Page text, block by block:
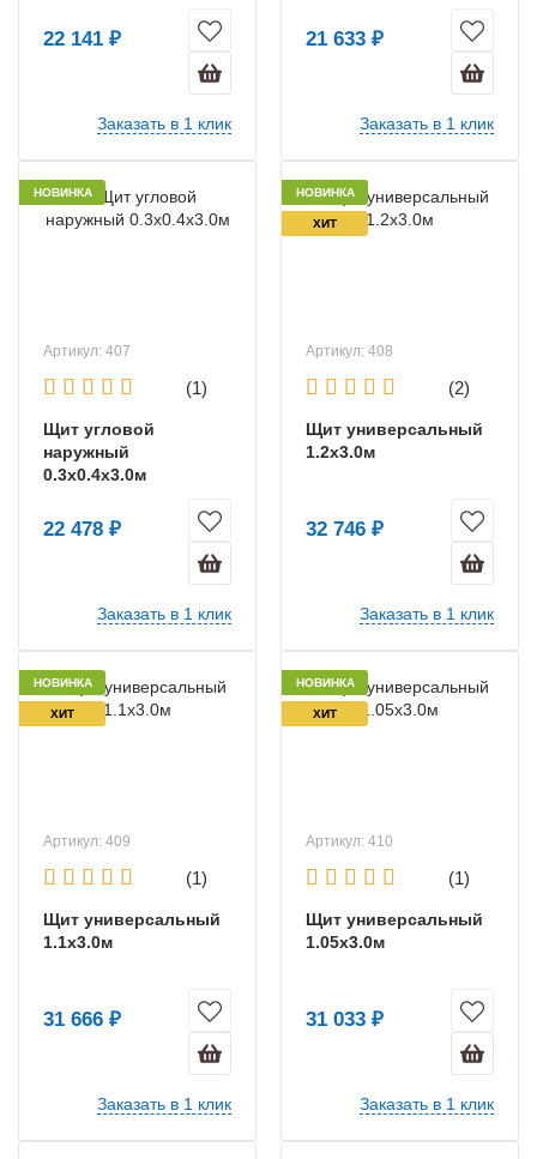
22 141 ₽
Заказать в 1 клик
21 633 ₽
Заказать в 1 клик
НОВИНКА
Артикул: 407
(1)
Щит угловой
наружный
0.3х0.4х3.0м
22 478 ₽
Заказать в 1 клик
НОВИНКА
ХИТ
Артикул: 408
(2)
Щит универсальный
1.2х3.0м
32 746 ₽
Заказать в 1 клик
НОВИНКА
ХИТ
Артикул: 409
(1)
Щит универсальный
1.1х3.0м
31 666 ₽
Заказать в 1 клик
НОВИНКА
ХИТ
Артикул: 410
(1)
Щит универсальный
1.05х3.0м
31 033 ₽
Заказать в 1 клик